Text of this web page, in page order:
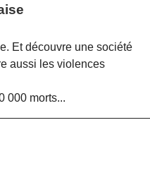
Et découvre une société
aussi les violences
000 morts...